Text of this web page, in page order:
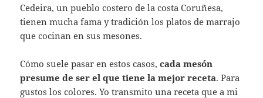
Cedeira, un pueblo costero de la costa Coruñesa,
tienen mucha fama y tradición los platos de marrajo
que cocinan en sus mesones.
Cómo suele pasar en estos casos,cada mesón
presume de ser el que tiene la mejor receta. Para
gustos los colores. Yo transmito una receta que a mi